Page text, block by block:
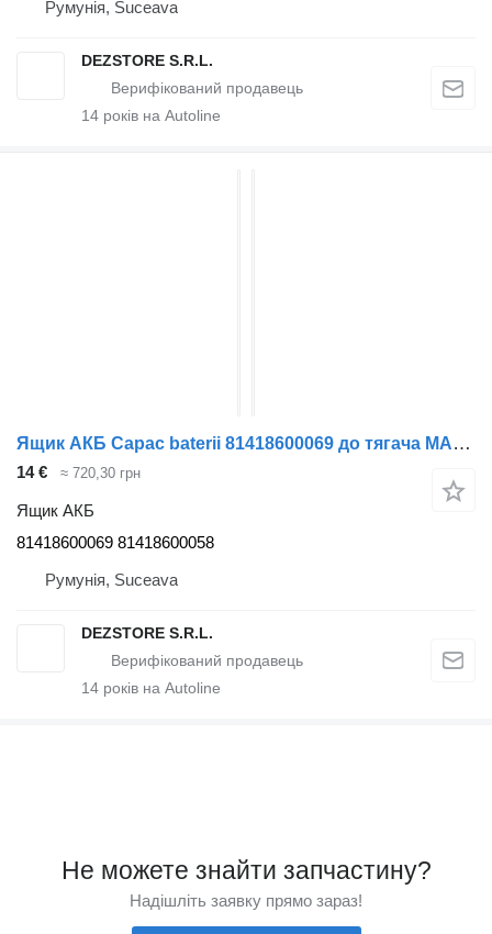
Румунія, Suceava
DEZSTORE S.R.L.
14 років на Autoline
Ящик АКБ Capac baterii 81418600069 до тягача MAN TGX
14 € ≈ 720,30 грн
Ящик АКБ
81418600069 81418600058
Румунія, Suceava
DEZSTORE S.R.L.
14 років на Autoline
Не можете знайти запчастину?
Надішліть заявку прямо зараз!